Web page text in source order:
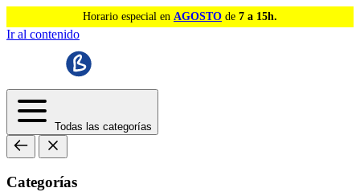
Horario especial en AGOSTO de 7 a 15h.
Ir al contenido
Todas las categorías
Categorías